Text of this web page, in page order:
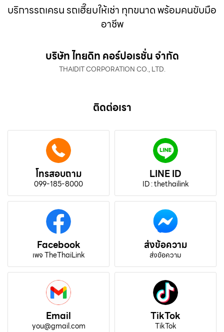
บริการรถเครน รถเฮี๊ยบให้เช่า ทุกขนาด พร้อมคนขับมือ
อาชีพ
บริษัท ไทยดิท คอร์ปอเรชั่น จำกัด
THAIDIT CORPORATION CO., LTD.
ติดต่อเรา
โทรสอบถาม
099-185-8000
LINE ID
ID : thethailink
Facebook
เพจ TheThaiLink
ส่งข้อความ
ส่งข้อความ
Email
you@gmail.com
TikTok
TikTok